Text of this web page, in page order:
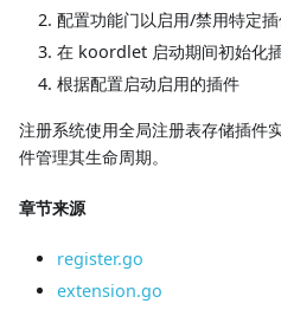
配置功能门以启用/禁用特定
在 koordlet 启动期间初始化
根据配置启动启用的插件
注册系统使用全局注册表存储插件
件管理其生命周期。
章节来源
register.go
extension.go